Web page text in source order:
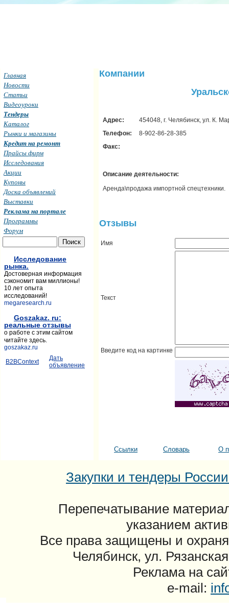
Компании
Адрес:
454048, г. Челябинск, ул. К.
Телефон:
8-902-86-28-385
Факс:
Описание деятельности:
Аренда\продажа импортной спецтехники.
Отзывы
Имя
Текст
Введите код на картинке
Ссылки Словарь О
Главная
Новости
Статьи
Видеоуроки
Тендеры
Каталог
Рынки и магазины
Кредит на ремонт
Прайсы фирм
Исследования
Акции
Купоны
Доска объявлений
Выставки
Реклама на портале
Программы
Форум
Исследование
рынка.
Достоверная информация
сэкономит вам миллионы!
10 лет опыта
исследований!
megaresearch.ru
Goszakaz. ru:
реальные отзывы
о работе с этим сайтом
читайте здесь.
goszakaz.ru
B2BContext
Дать
объявление
Закупки и тендеры
Перепечатывание
указанием
Все права защищены и
Челябинск, ул.
Реклама на
e-mail: